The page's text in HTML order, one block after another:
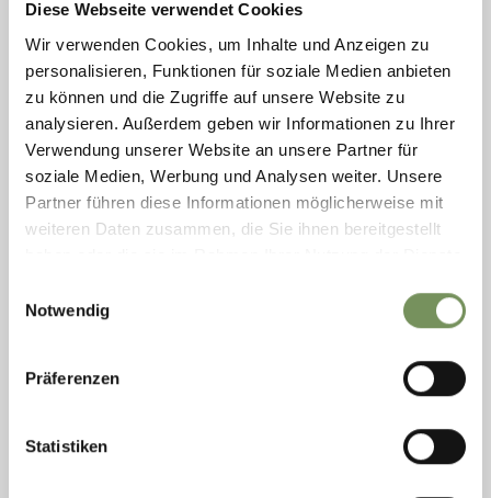
Diese Webseite verwendet Cookies
Wir verwenden Cookies, um Inhalte und Anzeigen zu
personalisieren, Funktionen für soziale Medien anbieten
zu können und die Zugriffe auf unsere Website zu
analysieren. Außerdem geben wir Informationen zu Ihrer
Verwendung unserer Website an unsere Partner für
soziale Medien, Werbung und Analysen weiter. Unsere
Partner führen diese Informationen möglicherweise mit
weiteren Daten zusammen, die Sie ihnen bereitgestellt
Notwendig
Präferenzen
Statistiken
gesperrt
RODELBAHNEN, RODELN LTS
RODELBAHN MOSCHA
Die Rodelbahn Moscha ist täglich geöffnet, bestens präpariert und gut
abgesichert, so dass Familien mit Kindern gefahrlos durch den Wald
rodeln ...